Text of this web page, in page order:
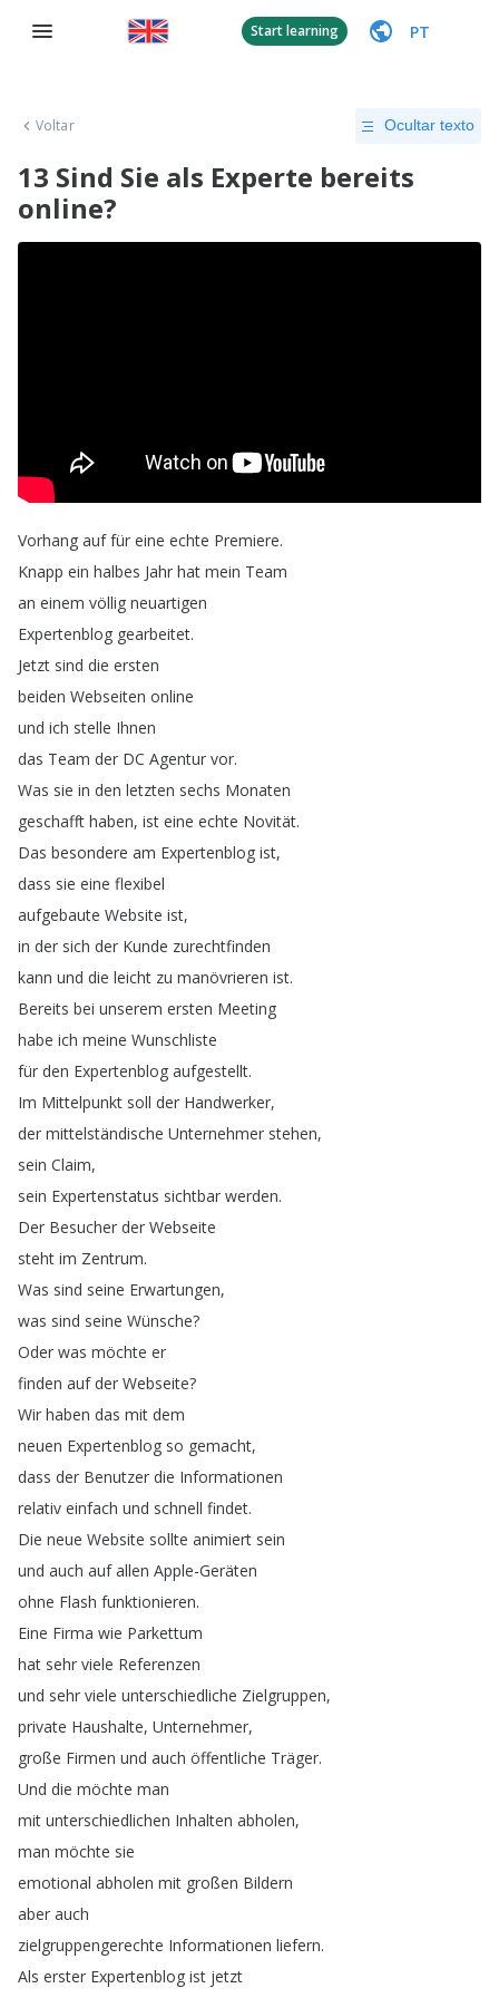
Start learning PT
Voltar Ocultar texto
13 Sind Sie als Experte bereits
online?
Vorhang auf für eine echte Premiere.
Knapp ein halbes Jahr hat mein Team
an einem völlig neuartigen
Expertenblog gearbeitet.
Jetzt sind die ersten
beiden Webseiten online
und ich stelle Ihnen
das Team der DC Agentur vor.
Was sie in den letzten sechs Monaten
geschafft haben, ist eine echte Novität.
Das besondere am Expertenblog ist,
dass sie eine flexibel
aufgebaute Website ist,
in der sich der Kunde zurechtfinden
kann und die leicht zu manövrieren ist.
Bereits bei unserem ersten Meeting
habe ich meine Wunschliste
für den Expertenblog aufgestellt.
Im Mittelpunkt soll der Handwerker,
der mittelständische Unternehmer stehen,
sein Claim,
sein Expertenstatus sichtbar werden.
Der Besucher der Webseite
steht im Zentrum.
Was sind seine Erwartungen,
was sind seine Wünsche?
Oder was möchte er
finden auf der Webseite?
Wir haben das mit dem
neuen Expertenblog so gemacht,
dass der Benutzer die Informationen
relativ einfach und schnell findet.
Die neue Website sollte animiert sein
und auch auf allen Apple-Geräten
ohne Flash funktionieren.
Eine Firma wie Parkettum
hat sehr viele Referenzen
und sehr viele unterschiedliche Zielgruppen,
private Haushalte, Unternehmer,
große Firmen und auch öffentliche Träger.
Und die möchte man
mit unterschiedlichen Inhalten abholen,
man möchte sie
emotional abholen mit großen Bildern
aber auch
zielgruppengerechte Informationen liefern.
Als erster Expertenblog ist jetzt